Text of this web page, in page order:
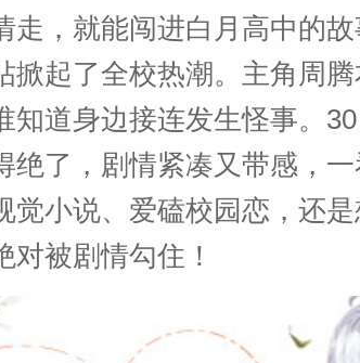
走，就能闯进白月高中的
掀起了全校热潮。主角周
知道身边接连发生怪事。
绝了，剧情紧凑又带感，
觉小说、爱磕校园恋，还
被剧情勾住！